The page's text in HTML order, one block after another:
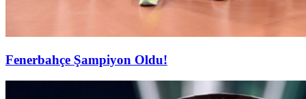
Fenerbahçe Şampiyon Oldu!